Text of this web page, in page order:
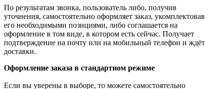
По результатам звонка, пользователь либо, получив
уточнения, самостоятельно оформляет заказ, укомплектовав
его необходимыми позициями, либо соглашается на
оформление в том виде, в котором есть сейчас. Получает
подтверждение на почту или на мобильный телефон и ждёт
доставки.
Оформление заказа в стандартном режиме
Если вы уверены в выборе, то можете самостоятельно